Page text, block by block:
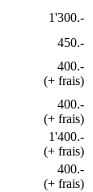
1'300.-
450.-
400.-
(+ frais)
400.-
(+ frais)
1'400.-
(+ frais)
400.-
(+ frais)